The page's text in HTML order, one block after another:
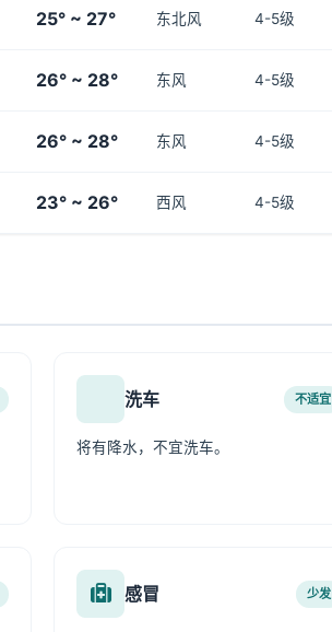
25° ~ 27° 东北风 4-5级
26° ~ 28° 东风 4-5级
26° ~ 28° 东风 4-5级
23° ~ 26° 西风 4-5级
洗车 不适宜
将有降水，不宜洗车。
感冒 少发